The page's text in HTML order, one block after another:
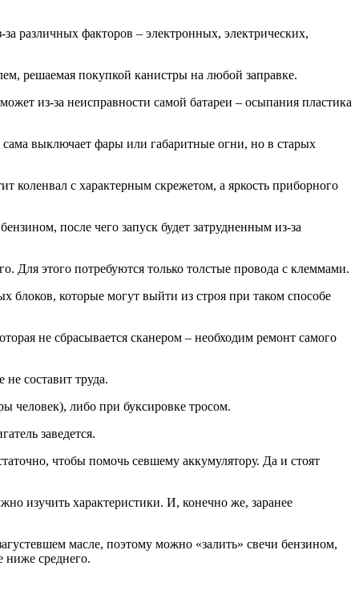
различных факторов – электронных, электрических,
решаемая покупкой канистры на любой заправке.
из-за неисправности самой батареи – осыпания пластика
выключает фары или габаритные огни, но в старых
коленвал с характерным скрежетом, а яркость приборного
после чего запуск будет затрудненным из-за
Для этого потребуются только толстые провода с клеммами.
блоков, которые могут выйти из строя при таком способе
не сбрасывается сканером – необходим ремонт самого
составит труда.
человек), либо при буксировке тросом.
заведется.
чтобы помочь севшему аккумулятору. Да и стоят
изучить характеристики. И, конечно же, заранее
масле, поэтому можно «залить» свечи бензином,
ниже среднего.